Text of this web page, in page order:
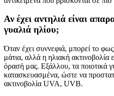
Αν έχει αντηλιά είναι
γυαλιά ηλίου;
Όταν έχει συννεφιά, μπορεί το
μάτια, αλλά η ηλιακή ακτινοβολία
όρασή μας. Εξάλλου, τα ποιοτικά
κατασκευασμένα, ώστε να
ακτινοβολία UVA, UVB.